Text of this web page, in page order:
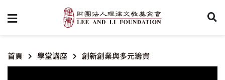
首頁 學堂講座 創新創業與多元籌資